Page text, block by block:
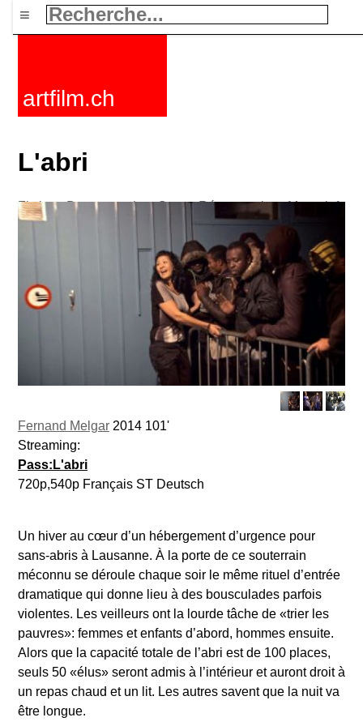
≡
artfilm.ch
L'abri
Fernand Melgar 2014 101'
Streaming:
Pass:L'abri
720p,540p Français ST Deutsch
Un hiver au cœur d’un hébergement d’urgence pour
sans-abris à Lausanne. À la porte de ce souterrain
méconnu se déroule chaque soir le même rituel d’entrée
dramatique qui donne lieu à des bousculades parfois
violentes. Les veilleurs ont la lourde tâche de «trier les
pauvres»: femmes et enfants d’abord, hommes ensuite.
Alors que la capacité totale de l’abri est de 100 places,
seuls 50 «élus» seront admis à l’intérieur et auront droit à
un repas chaud et un lit. Les autres savent que la nuit va
être longue.
Fictions Documentaires Courts Rétrospectives Mots clefs
Nouvelles
Contact Maillist Panier
Abonnement